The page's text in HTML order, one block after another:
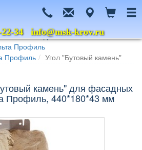
34info@msk-krov.ru
сайдинг
Профиль
Профиль
Угол "Бутовый камень"
камень" для фасадных
Профиль, 440*180*43 мм